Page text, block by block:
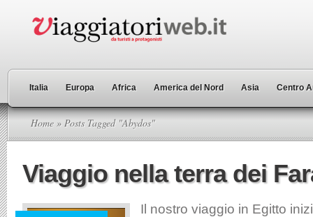
Italia Europa Africa America del Nord Asia Centro
Home » Posts Tagged "Abydos"
Viaggio nella terra dei
Il nostro viaggio in Egitto